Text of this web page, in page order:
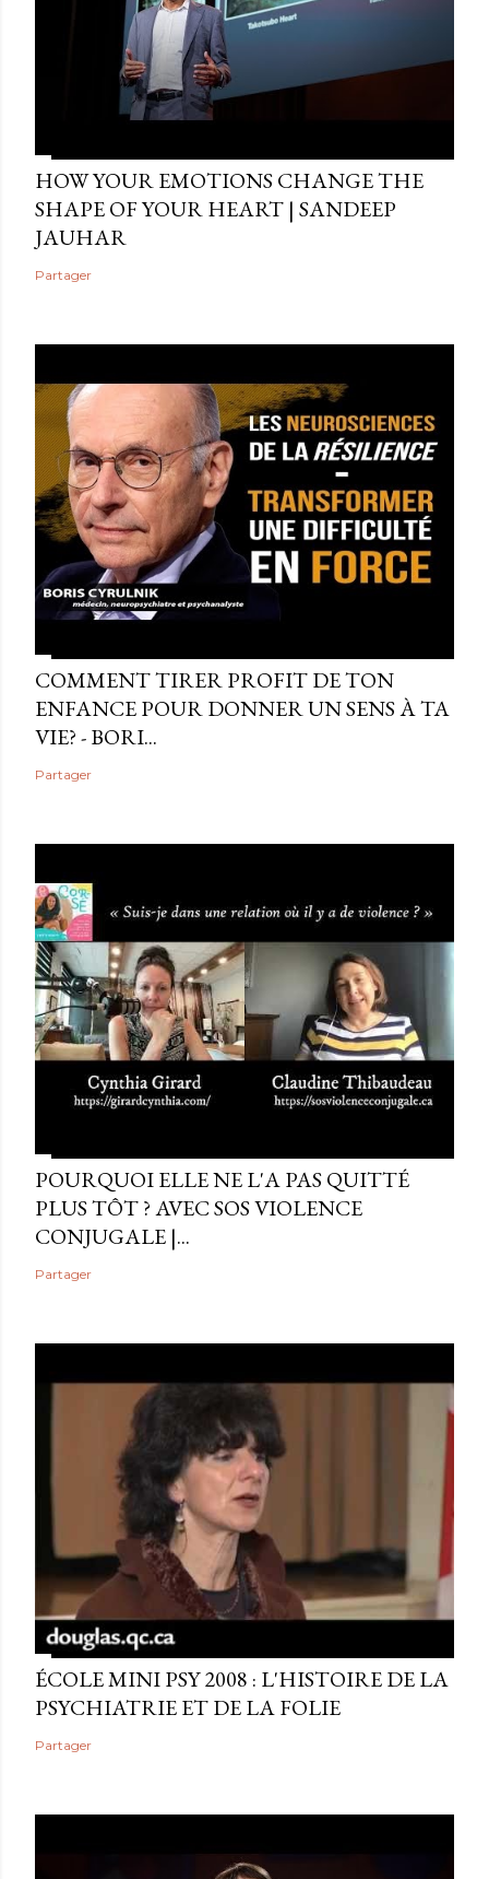
HOW YOUR EMOTIONS CHANGE THE
SHAPE OF YOUR HEART | SANDEEP
JAUHAR
Partager
COMMENT TIRER PROFIT DE TON
ENFANCE POUR DONNER UN SENS À TA
VIE? - BORI...
Partager
POURQUOI ELLE NE L'A PAS QUITTÉ
PLUS TÔT ? AVEC SOS VIOLENCE
CONJUGALE |...
Partager
ÉCOLE MINI PSY 2008 : L'HISTOIRE DE LA
PSYCHIATRIE ET DE LA FOLIE
Partager